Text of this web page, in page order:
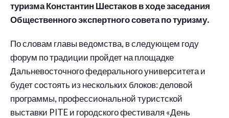
туризма Константин Шестаков в ходе заседания
Общественного экспертного совета по туризму.
По словам главы ведомства, в следующем году
форум по традиции пройдет на площадке
Дальневосточного федерального университета и
будет состоять из нескольких блоков: деловой
программы, профессиональной туристской
выставки PITE и городского фестиваля «День